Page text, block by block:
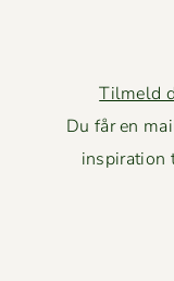
Tilmeld
Du får en
inspiration